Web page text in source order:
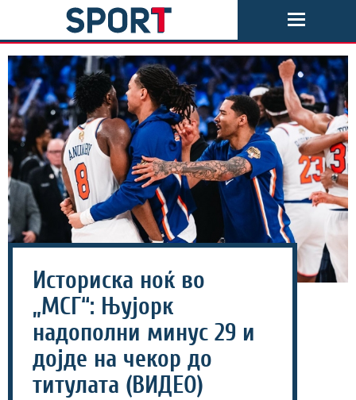
Историска ноќ во
„МСГ“: Њујорк
надополни минус 29 и
дојде на чекор до
титулата (ВИДЕО)